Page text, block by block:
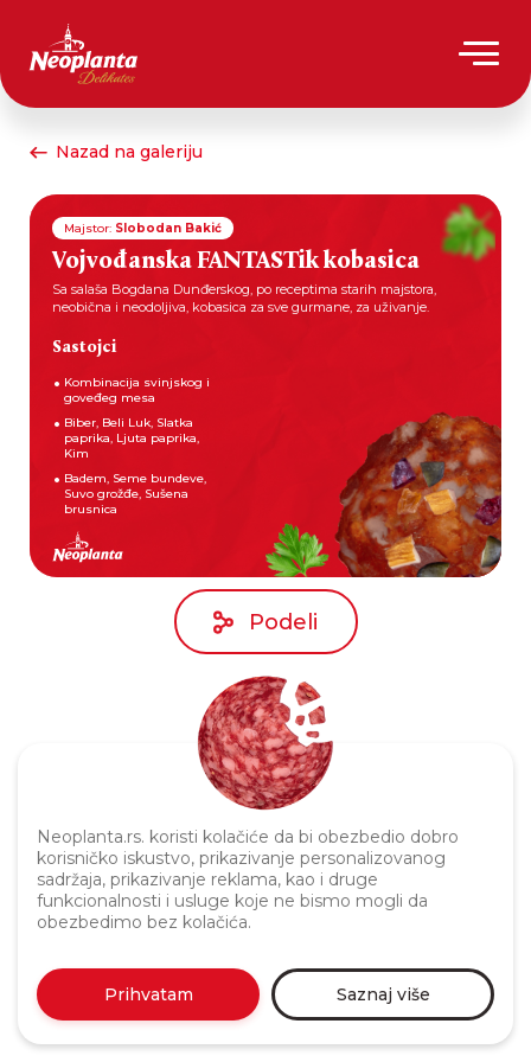
Neoplanta.rs. koristi kolačiće da bi obezbedio dobro
korisničko iskustvo, prikazivanje personalizovanog
sadržaja, prikazivanje reklama, kao i druge
funkcionalnosti i usluge koje ne bismo mogli da
obezbedimo bez kolačića.
Prihvatam Saznaj više
Nazad na galeriju
Majstor: Slobodan Bakić
Vojvođanska FANTASTik kobasica
Sa salaša Bogdana Dunđerskog, po receptima starih majstora,
neobična i neodoljiva, kobasica za sve gurmane, za uživanje.
Sastojci
Kombinacija svinjskog i
goveđeg mesa
Biber, Beli Luk, Slatka
paprika, Ljuta paprika,
Kim
Badem, Seme bundeve,
Suvo grožđe, Sušena
brusnica
Podeli
Politika privatnosti